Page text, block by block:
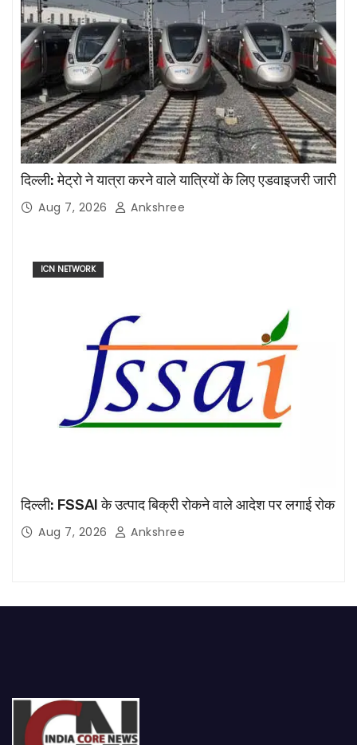
दिल्ली: मेट्रो ने यात्रा करने वाले यात्रियों के लिए एडवाइजरी जारी
Aug 7, 2026 Ankshree
ICN NETWORK
दिल्ली: FSSAI के उत्पाद बिक्री रोकने वाले आदेश पर लगाई रोक
Aug 7, 2026 Ankshree